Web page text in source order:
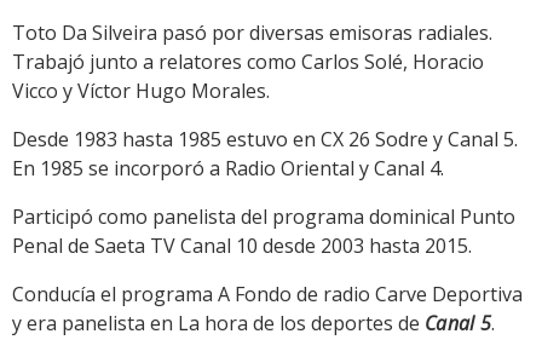
Toto Da Silveira pasó por diversas emisoras radiales.
Trabajó junto a relatores como Carlos Solé, Horacio
Vicco y Víctor Hugo Morales.
Desde 1983 hasta 1985 estuvo en CX 26 Sodre y Canal 5.
En 1985 se incorporó a Radio Oriental y Canal 4.
Participó como panelista del programa dominical Punto
Penal de Saeta TV Canal 10 desde 2003 hasta 2015.
Conducía el programa A Fondo de radio Carve Deportiva
y era panelista en La hora de los deportes de Canal 5.